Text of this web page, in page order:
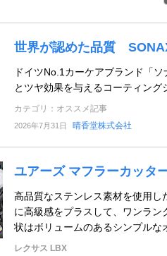
世界が認めた品質
ドイツNo.1カーケアブランド「
とツヤ効果を与えるコーティング
カテゴリ：オススメ記事
2026年7月31日 晴香堂株式会社
ユアーズ マフラーカッタ
高品質なステンレス素材を使用
に高級感をプラスして、ワンラ
状はボリュームのあるシンプルな
レクサス LBX